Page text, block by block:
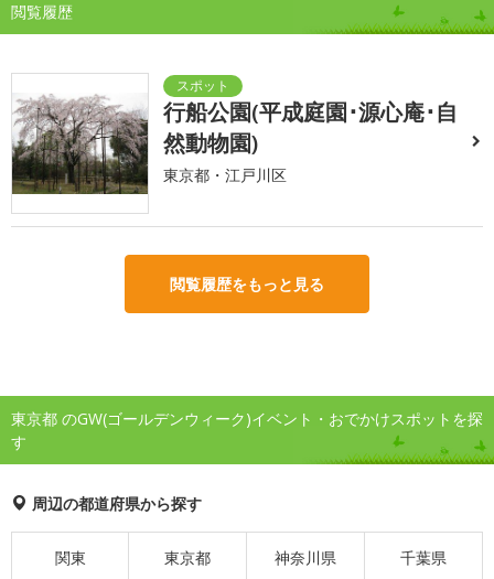
閲覧履歴
行船公園(平成庭園･源心庵･自
然動物園)
東京都・江戸川区
閲覧履歴をもっと見る
東京都 のGW(ゴールデンウィーク)イベント・おでかけスポットを探
す
周辺の都道府県から探す
関東 東京都 神奈川県 千葉県